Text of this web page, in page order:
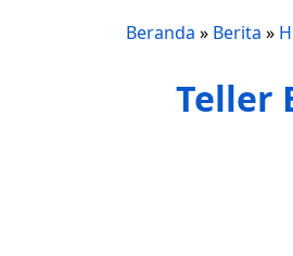
Beranda » Berita »
Teller